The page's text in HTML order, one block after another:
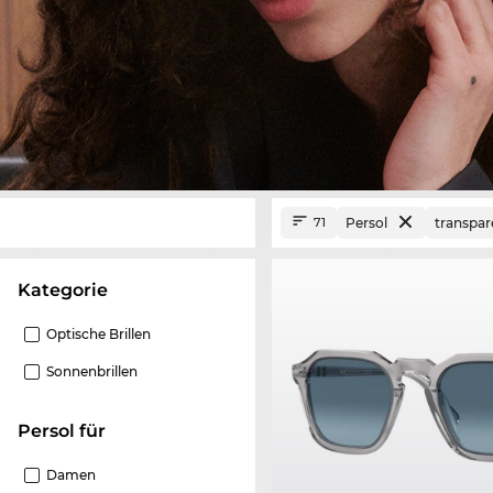
Kategorie
Optische Brillen
Sonnenbrillen
Persol für
Damen
71 Persol